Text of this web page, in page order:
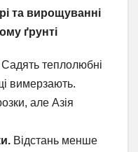
та вирощуванні
ґрунті
Садять теплолюбні
вимерзають.
але Азія
Відстань менше